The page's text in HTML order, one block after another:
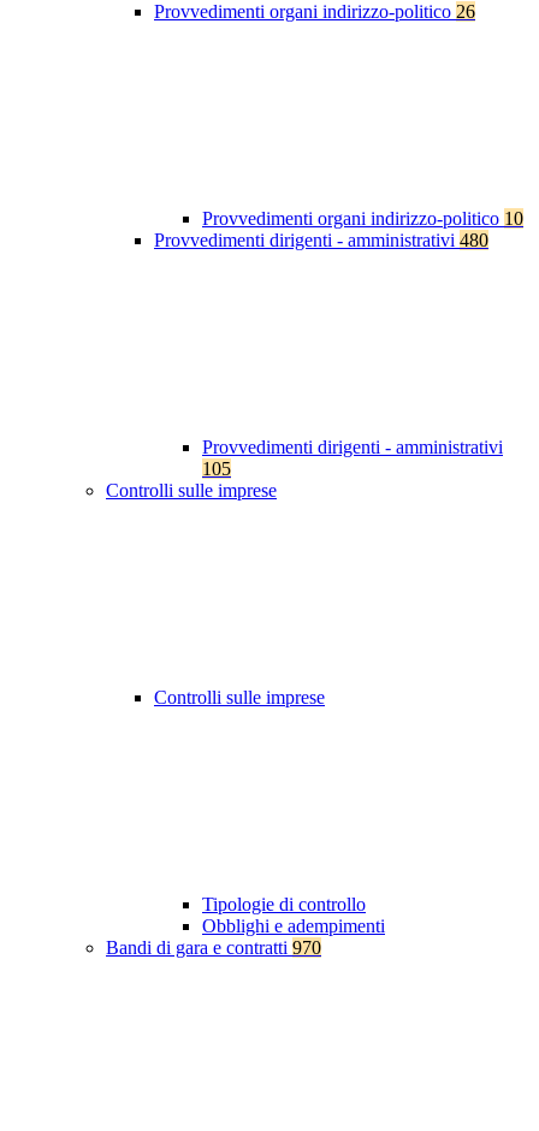
Provvedimenti organi indirizzo-politico 26
Provvedimenti organi indirizzo-politico 10
Provvedimenti dirigenti - amministrativi 480
Provvedimenti dirigenti - amministrativi
105
Controlli sulle imprese
Controlli sulle imprese
Tipologie di controllo
Obblighi e adempimenti
Bandi di gara e contratti 970